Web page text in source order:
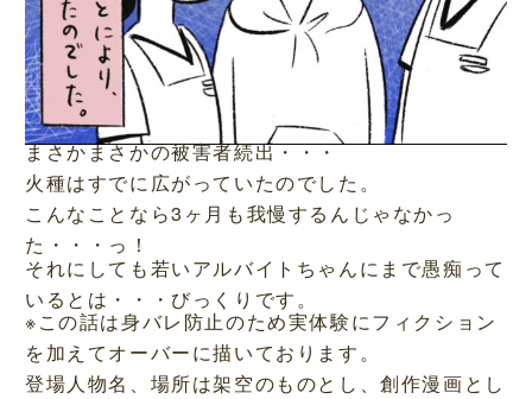
まさかまさかの被害者続出・・・
火種はすでに広がっていたのでした。
こんなことなら3ヶ月も我慢するんじゃなかっ
た・・・っ！
それにしても若いアルバイトちゃんにまで愚痴って
いるとは・・・びっくりです。
※この話は身バレ防止のため実体験にフィクション
を加えてオーバーに描いております。
登場人物名、場所は架空のものとし、創作漫画とし